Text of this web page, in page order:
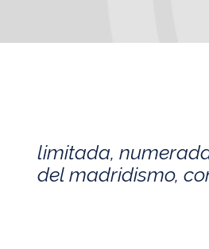
limitada,
del madridismo,